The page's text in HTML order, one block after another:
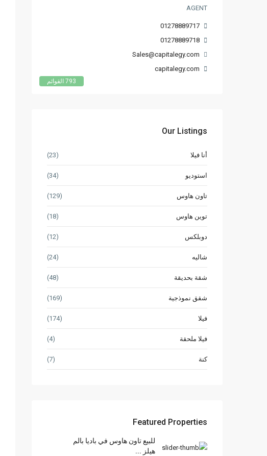
793 القوائم
AGENT
01278889717
01278889718
Sales@capitalegy.com
capitalegy.com
Our Listings
أنا فيلا (23)
استوديو (34)
تاون هاوس (129)
توين هاوس (18)
دوبلكس (12)
شاليه (24)
شقة بحديقة (48)
شقق نموذجية (169)
فيلا (174)
فيلا ملحقة (4)
كنة (7)
Featured Properties
للبيع تاون هاوس في باديا بالم
هيلز ...